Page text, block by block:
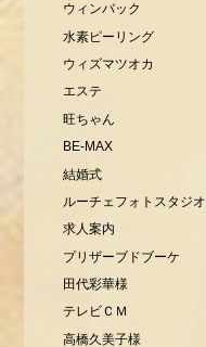
ウィンバック
水素ピーリング
ウィズマツオカ
エステ
旺ちゃん
BE-MAX
結婚式
ルーチェフォトスタジオ
求人案内
プリザーブドブーケ
田代彩華様
テレビＣＭ
高橋久美子様